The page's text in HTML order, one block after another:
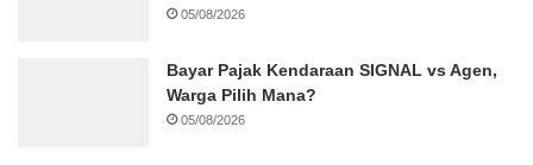
05/08/2026
Bayar Pajak Kendaraan SIGNAL vs Agen,
Warga Pilih Mana?
05/08/2026